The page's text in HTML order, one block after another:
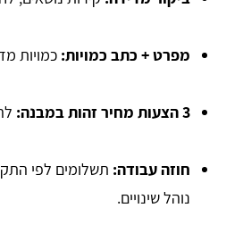
מפרט + כתב כמויות: כמויות
3 הצעות מחיר זהות במבנה:
חוזה עבודה: תשלומים לפי
נוהל שינויים.